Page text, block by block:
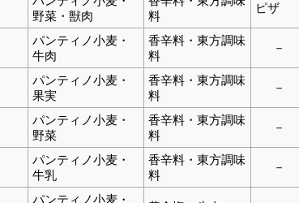
野菜・獣肉
料
ピザ
パンティノ小麦・
牛肉
香辛料・東方調味
料
－
パンティノ小麦・
果実
香辛料・東方調味
料
－
パンティノ小麦・
野菜
香辛料・東方調味
料
－
パンティノ小麦・
牛乳
香辛料・東方調味
料
－
パンティノ小麦・